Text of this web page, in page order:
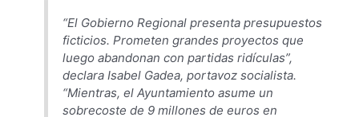
“El Gobierno Regional presenta presupuestos
ficticios. Prometen grandes proyectos que
luego abandonan con partidas ridículas”,
declara Isabel Gadea, portavoz socialista.
“Mientras, el Ayuntamiento asume un
sobrecoste de 9 millones de euros en